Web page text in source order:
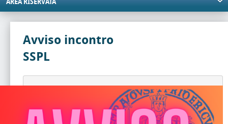
AREA RISERVATA
Avviso incontro
SSPL